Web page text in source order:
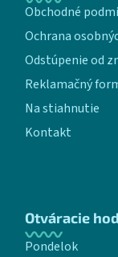
Obchodné
Ochrana
Odstúpenie od
Reklamačný
Na stiahnutie
Kontakt
Otváracie
Pondelok